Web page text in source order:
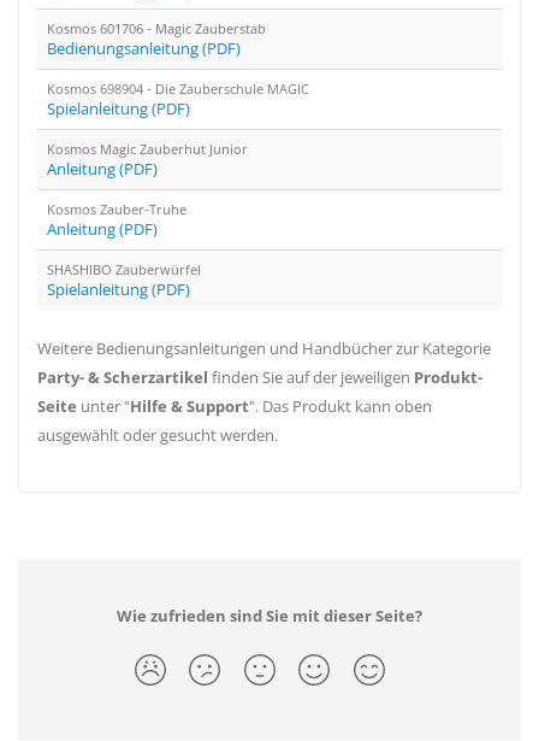
Kosmos 601706 - Magic Zauberstab
Bedienungsanleitung (PDF)
Kosmos 698904 - Die Zauberschule MAGIC
Spielanleitung (PDF)
Kosmos Magic Zauberhut Junior
Anleitung (PDF)
Kosmos Zauber-Truhe
Anleitung (PDF)
SHASHIBO Zauberwürfel
Spielanleitung (PDF)
Weitere Bedienungsanleitungen und Handbücher zur Kategorie
Party- & Scherzartikel finden Sie auf der jeweiligen Produkt-
Seite unter "Hilfe & Support". Das Produkt kann oben
ausgewählt oder gesucht werden.
Wie zufrieden sind Sie mit dieser Seite?